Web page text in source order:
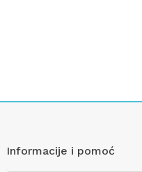
Informacije i pomoć